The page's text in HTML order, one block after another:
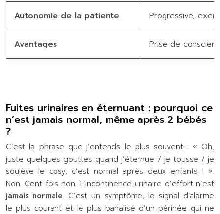
Autonomie de la patiente Progressive,
Avantages Prise de
Fuites urinaires en éternuant : pourquoi ce
n’est jamais normal, même après 2 bébés
?
C’est la phrase que j’entends le plus souvent : « Oh,
juste quelques gouttes quand j’éternue / je tousse / je
soulève le cosy, c’est normal après deux enfants ! ».
Non. Cent fois non. L’incontinence urinaire d’effort n’est
jamais normale. C’est un symptôme, le signal d’alarme
le plus courant et le plus banalisé d’un périnée qui ne